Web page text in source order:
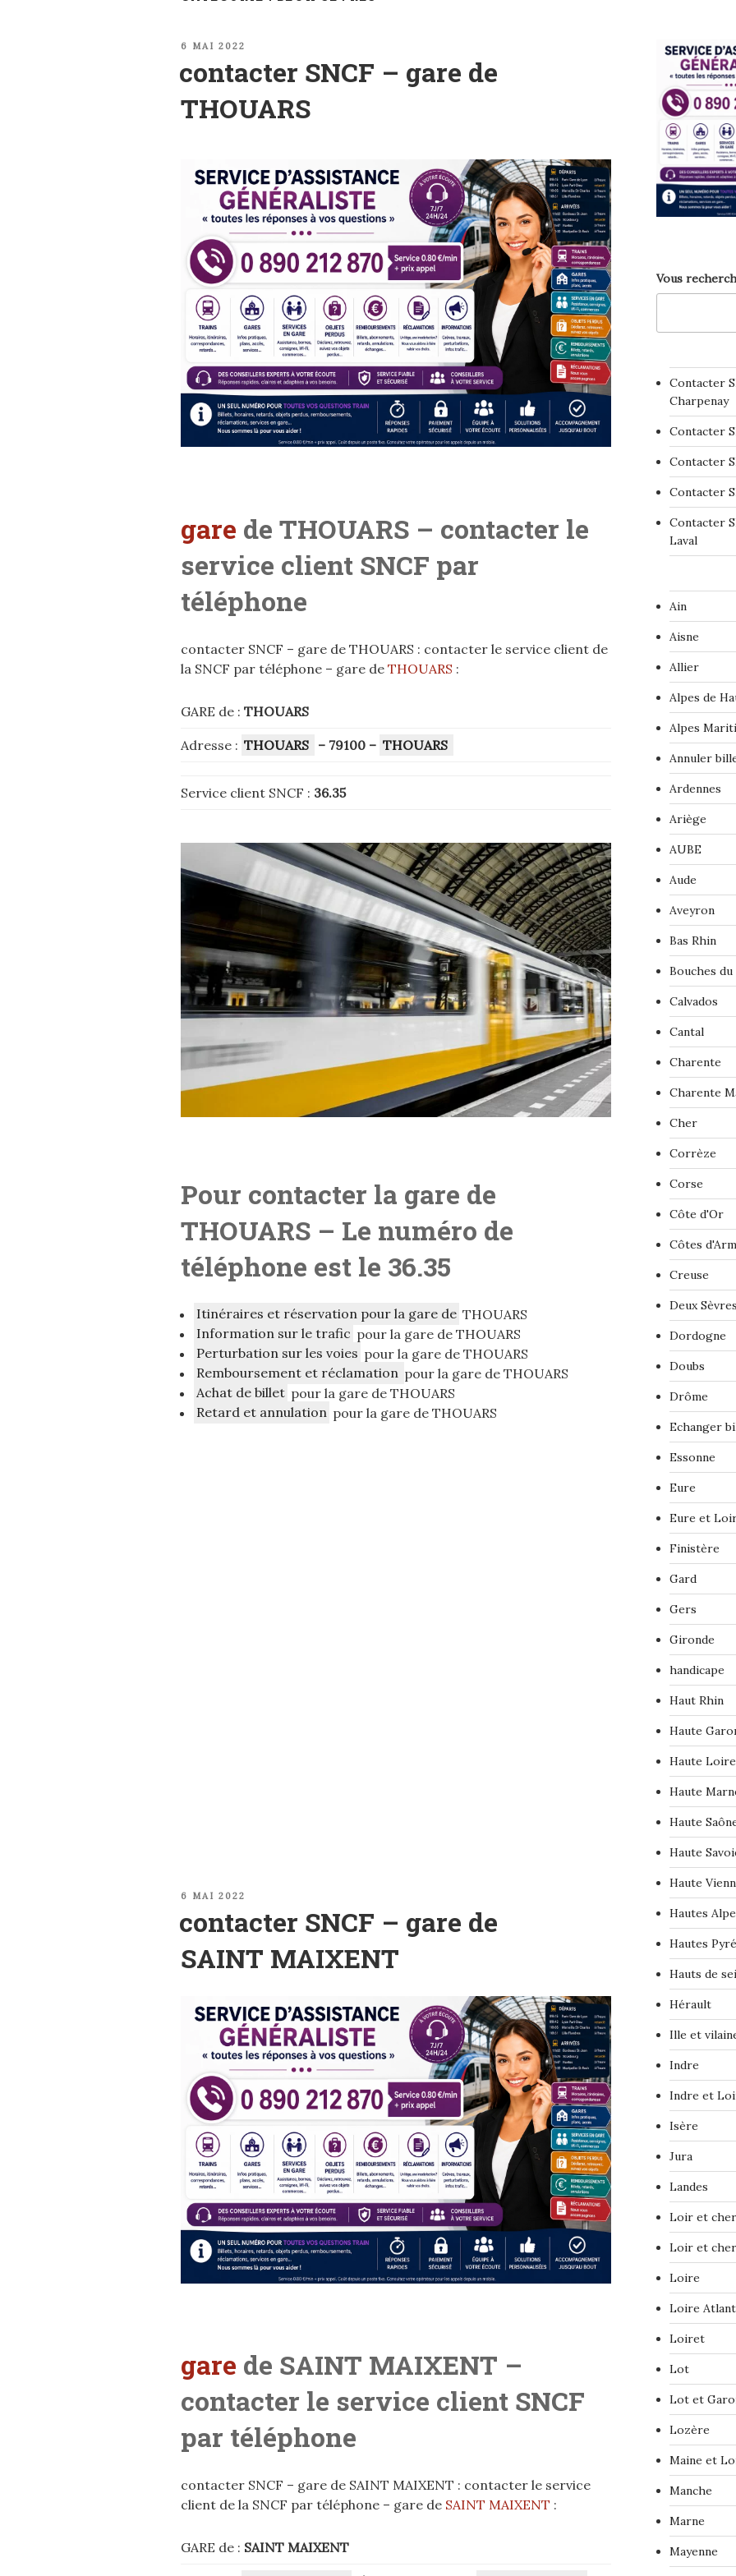
PUBLIÉ
6 MAI 2022
contacter SNCF – gare de
THOUARS
gare de THOUARS – contacter le
service client SNCF par
téléphone
contacter SNCF – gare de THOUARS : contacter le service client de
la SNCF par téléphone – gare de THOUARS :
GARE de : THOUARS
Adresse : THOUARS – 79100 – THOUARS
Service client SNCF : 36.35
Pour contacter la gare de
THOUARS – Le numéro de
téléphone est le 36.35
Itinéraires et réservation pour la gare de THOUARS
Information sur le trafic pour la gare de THOUARS
Perturbation sur les voies pour la gare de THOUARS
Remboursement et réclamation pour la gare de THOUARS
Achat de billet pour la gare de THOUARS
Retard et annulation pour la gare de THOUARS
PUBLIÉ
6 MAI 2022
contacter SNCF – gare de
SAINT MAIXENT
gare de SAINT MAIXENT –
contacter le service client SNCF
par téléphone
contacter SNCF – gare de SAINT MAIXENT : contacter le service
client de la SNCF par téléphone – gare de SAINT MAIXENT :
GARE de : SAINT MAIXENT
Vous
Contacter
Charpenay
Contacter
Contacter
Contacter
Contacter
Laval
Ain
Aisne
Allier
Alpes de
Alpes
Annuler
Ardennes
Ariège
AUBE
Aude
Aveyron
Bas Rhin
Bouches du
Calvados
Cantal
Charente
Charente
Cher
Corrèze
Corse
Côte d'Or
Côtes
Creuse
Deux Sèvres
Dordogne
Doubs
Drôme
Echanger
Essonne
Eure
Eure et
Finistère
Gard
Gers
Gironde
handicape
Haut Rhin
Haute
Haute Loire
Haute
Haute
Haute
Haute
Hautes
Hautes
Hauts de
Hérault
Ille et
Indre
Indre et
Isère
Jura
Landes
Loir et cher
Loir et cher
Loire
Loire
Loiret
Lot
Lot et
Lozère
Maine et
Manche
Marne
Mayenne